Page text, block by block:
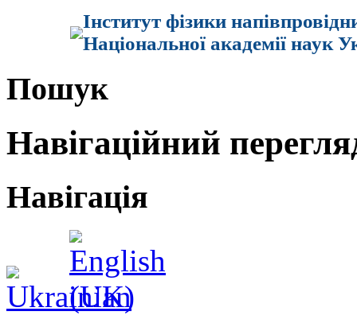
Інститут фізики
Національної академії наук
Пошук
Навігаційний
Навігація